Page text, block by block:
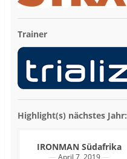
Trainer
Highlight(s) nächstes Jahr:
IRONMAN Südafrika